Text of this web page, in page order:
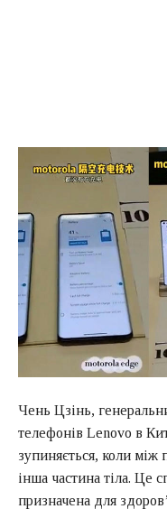
Чень Цзінь,
телефонів Lenovo в
зупиняється, коли між
інша частина тіла. Це
призначена для